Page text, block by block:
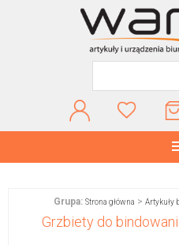
Grupa: Strona główna > Artykuły
Grzbiety do